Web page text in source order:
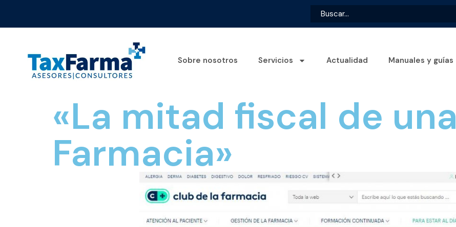
Sobre nosotros Servicios Actualidad Manuales y guías
«La mitad fiscal de una
Farmacia»